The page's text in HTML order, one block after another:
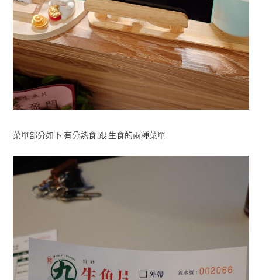
菜單部分如下 有分熟食 跟 生食的兩種菜單